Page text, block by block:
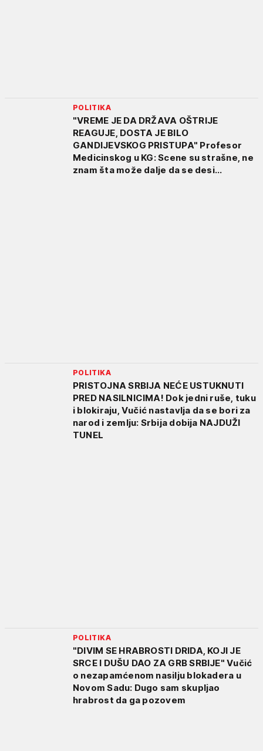
POLITIKA
"VREME JE DA DRŽAVA OŠTRIJE
REAGUJE, DOSTA JE BILO
GANDIJEVSKOG PRISTUPA" Profesor
Medicinskog u KG: Scene su strašne, ne
znam šta može dalje da se desi...
POLITIKA
PRISTOJNA SRBIJA NEĆE USTUKNUTI
PRED NASILNICIMA! Dok jedni ruše, tuku
i blokiraju, Vučić nastavlja da se bori za
narod i zemlju: Srbija dobija NAJDUŽI
TUNEL
POLITIKA
"DIVIM SE HRABROSTI DRIDA, KOJI JE
SRCE I DUŠU DAO ZA GRB SRBIJE" Vučić
o nezapamćenom nasilju blokadera u
Novom Sadu: Dugo sam skupljao
hrabrost da ga pozovem